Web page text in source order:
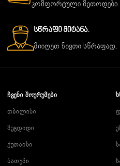
კომფორტული მეთოდები.
Სწრაფი Მიტანა.
მიიღეთ ნივთი სწრაფად.
ᲩᲕᲔᲜᲘ ᲨᲝᲣᲠᲣᲛᲔᲑᲘ
თბილისი
ზუგდიდი
ქუთაისი
ბათუმი